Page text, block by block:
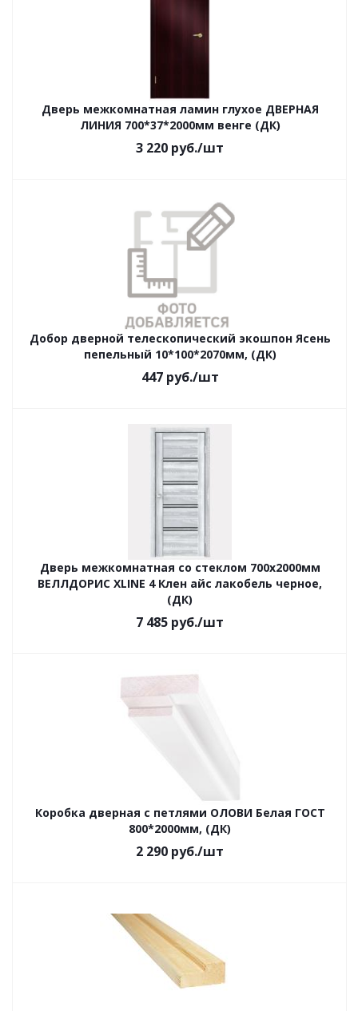
Дверь межкомнатная ламин глухое ДВЕРНАЯ
ЛИНИЯ 700*37*2000мм венге (ДК)
3 220 руб./шт
Добор дверной телескопический экошпон Ясень
пепельный 10*100*2070мм, (ДК)
447руб./шт
Дверь межкомнатная со стеклом 700х2000мм
ВЕЛЛДОРИС ХLINE 4 Клен айс лакобель черное,
(ДК)
7 485 руб./шт
Коробка дверная с петлями ОЛОВИ Белая ГОСТ
800*2000мм, (ДК)
2 290 руб./шт